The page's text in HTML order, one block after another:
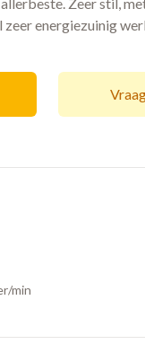
energiezuinig
min